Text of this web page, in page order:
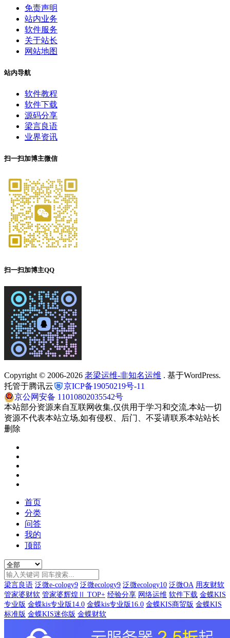
免责声明
站内业务
软件服务
关于站长
网站地图
站内导航
软件教程
软件下载
源码分享
梁言良语
业界资讯
扫一扫加博主微信
扫一扫加博主QQ
Copyright © 2006-2026 老梁运维-非知名运维 . 基于WordPress.
托管于腾讯云
京ICP备19050219号-11
京公网安备 11010802035542号
本站部分资源来自互联网收集,仅供用于学习和交流,本站一切
资源不代表本站立场,如有侵权、后门、不妥请联系本站站长
删除
首页
分类
问答
我的
顶部
梁言良语 泛微e-cology9 泛微ecology9 泛微ecology10 泛微OA 用友财软
管家婆财软 管家婆辉煌Ⅱ TOP+ 经验分享 网络运维 软件下载 金蝶KIS
专业版 金蝶kis专业版14.0 金蝶kis专业版16.0 金蝶KIS商贸版 金蝶KIS
标准版 金蝶KIS迷你版 金蝶财软